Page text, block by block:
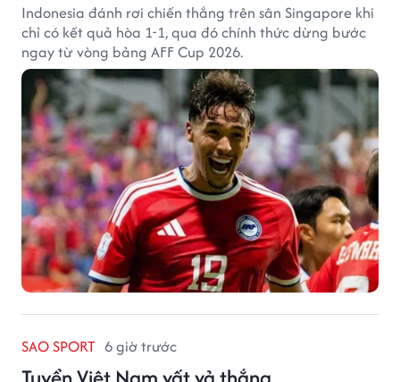
Indonesia đánh rơi chiến thắng trên sân Singapore khi
chỉ có kết quả hòa 1-1, qua đó chính thức dừng bước
ngay từ vòng bảng AFF Cup 2026.
SAO SPORT 6 giờ trước